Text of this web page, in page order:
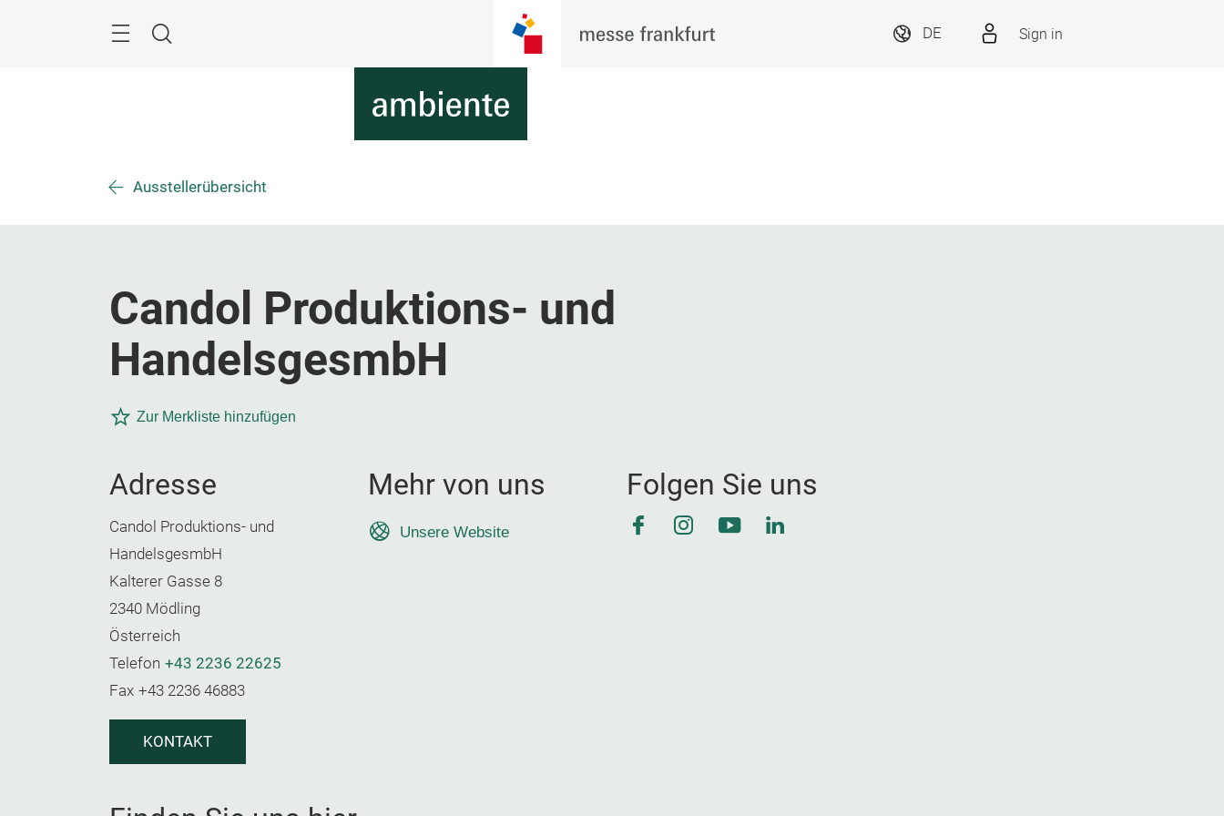
Suche
DE Sign in
Ausstellerübersicht
Candol Produktions- und
HandelsgesmbH
Zur Merkliste hinzufügen
Adresse
Candol Produktions- und
HandelsgesmbH
Kalterer Gasse 8
2340 Mödling
Österreich
Telefon +43 2236 22625
Fax +43 2236 46883
KONTAKT
Mehr von uns
Unsere Website
Folgen Sie uns
Facebook
Instagram
YouTubeLinkedIn